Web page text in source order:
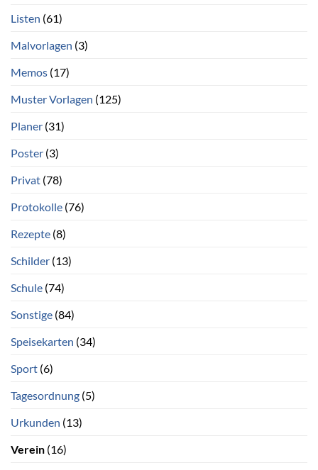
Listen (61)
Malvorlagen (3)
Memos (17)
Muster Vorlagen (125)
Planer (31)
Poster (3)
Privat (78)
Protokolle (76)
Rezepte (8)
Schilder (13)
Schule (74)
Sonstige (84)
Speisekarten (34)
Sport (6)
Tagesordnung (5)
Urkunden (13)
Verein (16)